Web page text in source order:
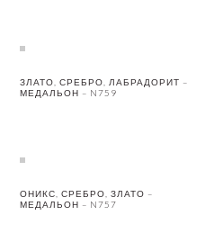
ЗЛАТО, СРЕБРО, ЛАБРАДОРИТ –
МЕДАЛЬОН – N759
ОНИКС, СРЕБРО, ЗЛАТО –
МЕДАЛЬОН – N757